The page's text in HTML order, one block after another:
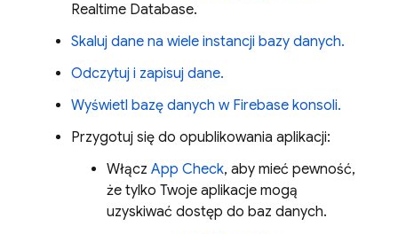
Realtime Database.
Skaluj dane na wiele instancji bazy danych.
Odczytuj i zapisuj dane.
Wyświetl bazę danych w Firebase konsoli.
Przygotuj się do opublikowania aplikacji:
Włącz App Check, aby mieć pewność,
że tylko Twoje aplikacje mogą
uzyskiwać dostęp do baz danych.